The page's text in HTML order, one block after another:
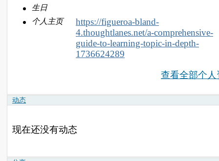
生日
个人主页
https://figueroa-bland-
4.thoughtlanes.net/a-comprehensive-
guide-to-learning-topic-in-depth-
1736624289
查看全部个人
动态
现在还没有动态